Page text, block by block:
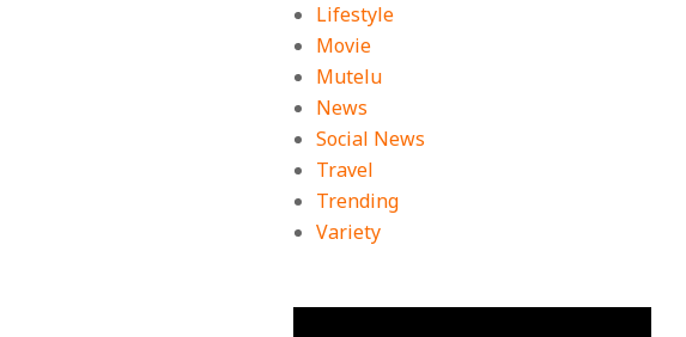
Lifestyle
Movie
Mutelu
News
Social News
Travel
Trending
Variety